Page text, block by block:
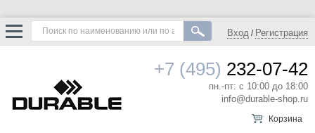
Вход / Регистрация
+7 (495) 232-07-42
пн.-пт: с 10:00 до 18:00
info@durable-shop.ru
Корзина